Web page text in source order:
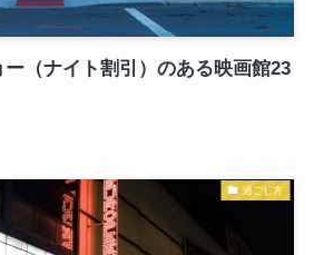
ー（ナイト割引）のある映画館23
過ごし方